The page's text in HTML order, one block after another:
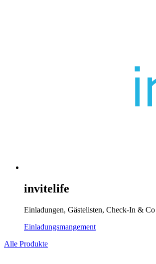
invitelife
Einladungen, Gästelisten, Check-In &
Einladungsmangement
Alle Produkte